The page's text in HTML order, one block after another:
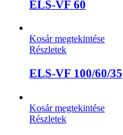
ELS-VF 60
Kosár megtekintése
Részletek
ELS-VF 100/60/35
Kosár megtekintése
Részletek